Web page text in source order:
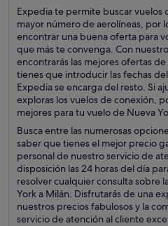
Expedia te permite buscar vuelos
mayor número de aerolíneas, por
encontrar una buena oferta para
que más te convenga. Con
encontrarás las mejores ofertas
tienes que introducir las fechas
Expedia se encarga del resto. Si
exploras los vuelos de conexión,
mejores para tu vuelo de Nueva
Busca entre las numerosas
saber que tienes el mejor precio
personal de nuestro servicio de
disposición las 24 horas del día
resolver cualquier consulta sobre
York a Milán. Disfrutarás de una
nuestros precios fabulosos y la
servicio de atención al cliente